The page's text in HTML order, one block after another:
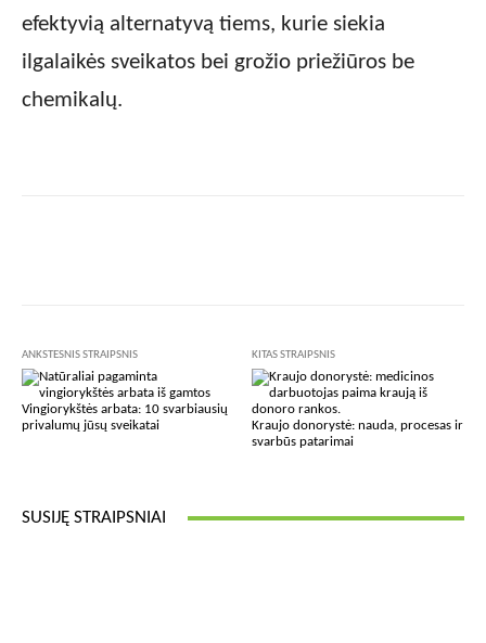
efektyvią alternatyvą tiems, kurie siekia
ilgalaikės sveikatos bei grožio priežiūros be
chemikalų.
ANKSTESNIS STRAIPSNIS
Vingiorykštės arbata: 10 svarbiausių
privalumų jūsų sveikatai
KITAS STRAIPSNIS
Kraujo donorystė: nauda, procesas ir
svarbūs patarimai
SUSIJĘ STRAIPSNIAI